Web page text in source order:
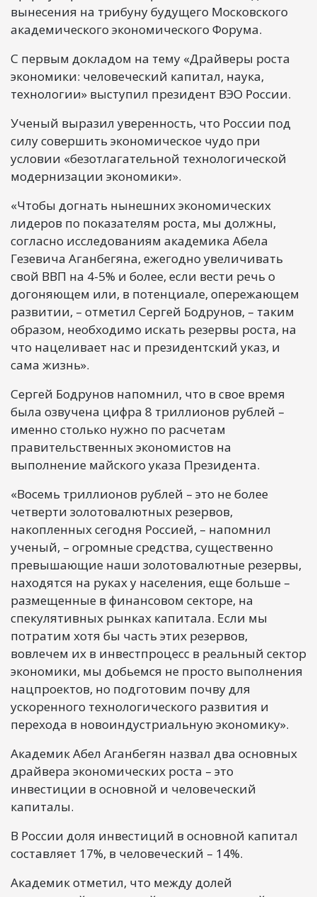
вынесения на трибуну будущего Московского
академического экономического Форума.
С первым докладом на тему «Драйверы роста
экономики: человеческий капитал, наука,
технологии» выступил президент ВЭО России.
Ученый выразил уверенность, что России под
силу совершить экономическое чудо при
условии «безотлагательной технологической
модернизации экономики».
«Чтобы догнать нынешних экономических
лидеров по показателям роста, мы должны,
согласно исследованиям академика Абела
Гезевича Аганбегяна, ежегодно увеличивать
свой ВВП на 4-5% и более, если вести речь о
догоняющем или, в потенциале, опережающем
развитии, – отметил Сергей Бодрунов, – таким
образом, необходимо искать резервы роста, на
что нацеливает нас и президентский указ, и
сама жизнь».
Сергей Бодрунов напомнил, что в свое время
была озвучена цифра 8 триллионов рублей –
именно столько нужно по расчетам
правительственных экономистов на
выполнение майского указа Президента.
«Восемь триллионов рублей – это не более
четверти золотовалютных резервов,
накопленных сегодня Россией, – напомнил
ученый, – огромные средства, существенно
превышающие наши золотовалютные резервы,
находятся на руках у населения, еще больше –
размещенные в финансовом секторе, на
спекулятивных рынках капитала. Если мы
потратим хотя бы часть этих резервов,
вовлечем их в инвестпроцесс в реальный сектор
экономики, мы добьемся не просто выполнения
нацпроектов, но подготовим почву для
ускоренного технологического развития и
перехода в новоиндустриальную экономику».
Академик Абел Аганбегян назвал два основных
драйвера экономических роста – это
инвестиции в основной и человеческий
капиталы.
В России доля инвестиций в основной капитал
составляет 17%, в человеческий – 14%.
Академик отметил, что между долей